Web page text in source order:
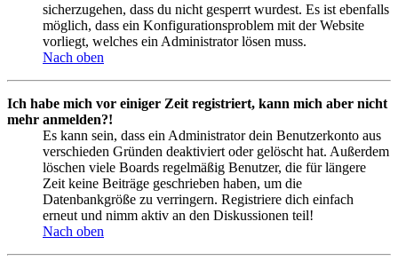
sicherzugehen, dass du nicht gesperrt wurdest. Es ist ebenfalls
möglich, dass ein Konfigurationsproblem mit der Website
vorliegt, welches ein Administrator lösen muss.
Nach oben
Ich habe mich vor einiger Zeit registriert, kann mich aber nicht
mehr anmelden?!
Es kann sein, dass ein Administrator dein Benutzerkonto aus
verschieden Gründen deaktiviert oder gelöscht hat. Außerdem
löschen viele Boards regelmäßig Benutzer, die für längere
Zeit keine Beiträge geschrieben haben, um die
Datenbankgröße zu verringern. Registriere dich einfach
erneut und nimm aktiv an den Diskussionen teil!
Nach oben